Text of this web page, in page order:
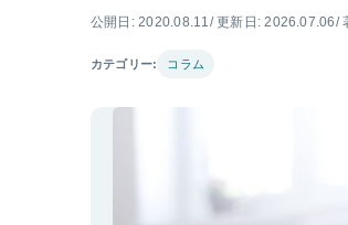
公開日: 2020.08.11 / 更新日: 2026.07.06/
カテゴリー: コラム